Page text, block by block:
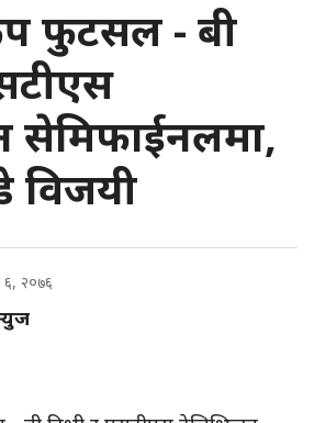
फुटसल - बी
सेमिफाईनलमा,
विजयी
२०७६